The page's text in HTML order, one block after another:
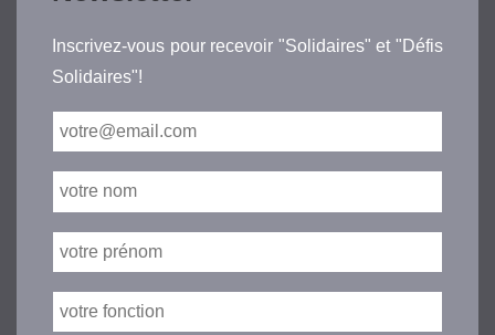
Inscrivez-vous pour recevoir "Solidaires" et "Défis
Solidaires"!